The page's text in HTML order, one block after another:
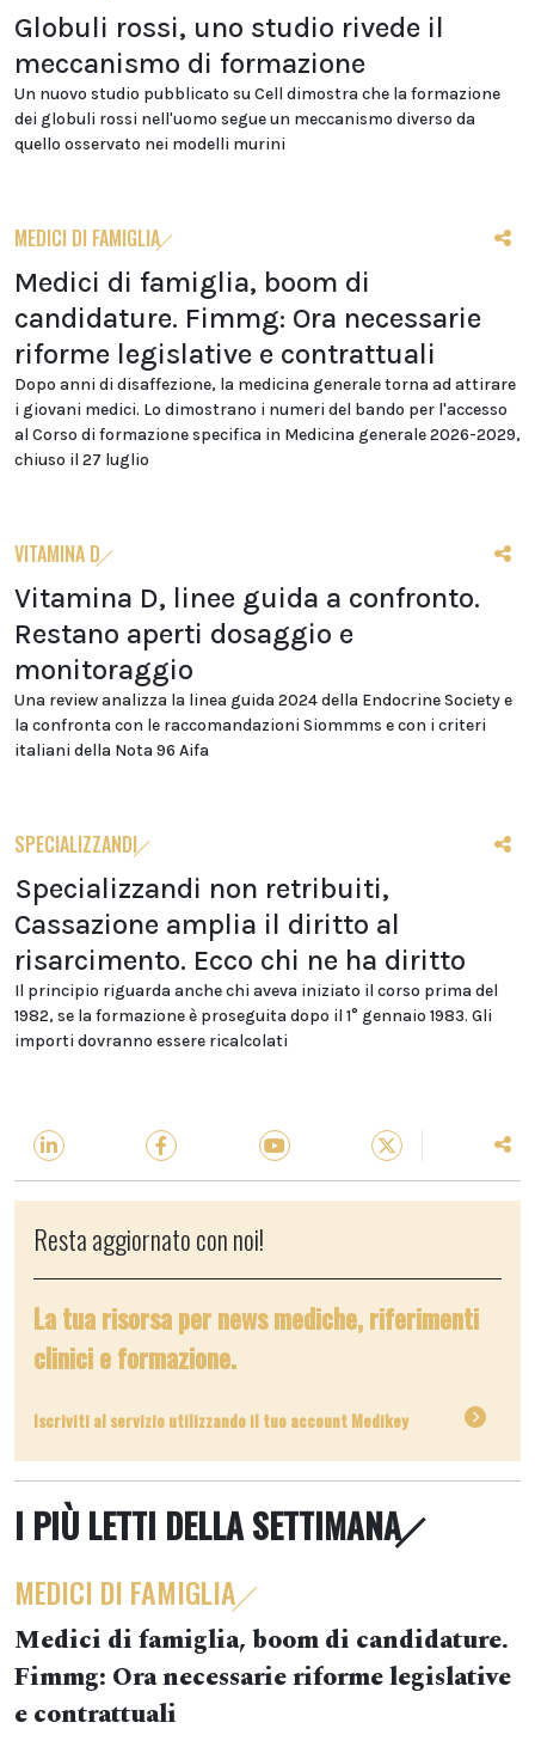
Globuli rossi, uno studio rivede il
meccanismo di formazione
Un nuovo studio pubblicato su Cell dimostra che la formazione
dei globuli rossi nell'uomo segue un meccanismo diverso da
quello osservato nei modelli murini
MEDICI DI FAMIGLIA
Medici di famiglia, boom di
candidature. Fimmg: Ora necessarie
riforme legislative e contrattuali
Dopo anni di disaffezione, la medicina generale torna ad attirare
i giovani medici. Lo dimostrano i numeri del bando per l'accesso
al Corso di formazione specifica in Medicina generale 2026-2029,
chiuso il 27 luglio
VITAMINA D
Vitamina D, linee guida a confronto.
Restano aperti dosaggio e
monitoraggio
Una review analizza la linea guida 2024 della Endocrine Society e
la confronta con le raccomandazioni Siommms e con i criteri
italiani della Nota 96 Aifa
SPECIALIZZANDI
Specializzandi non retribuiti,
Cassazione amplia il diritto al
risarcimento. Ecco chi ne ha diritto
Il principio riguarda anche chi aveva iniziato il corso prima del
1982, se la formazione è proseguita dopo il 1° gennaio 1983. Gli
importi dovranno essere ricalcolati
Resta aggiornato con noi!
La tua risorsa per news mediche, riferimenti
clinici e formazione.
Iscriviti al servizio utilizzando il tuo account Medikey
I PIÙ LETTI DELLA SETTIMANA
MEDICI DI FAMIGLIA
Medici di famiglia, boom di candidature.
Fimmg: Ora necessarie riforme legislative
e contrattuali